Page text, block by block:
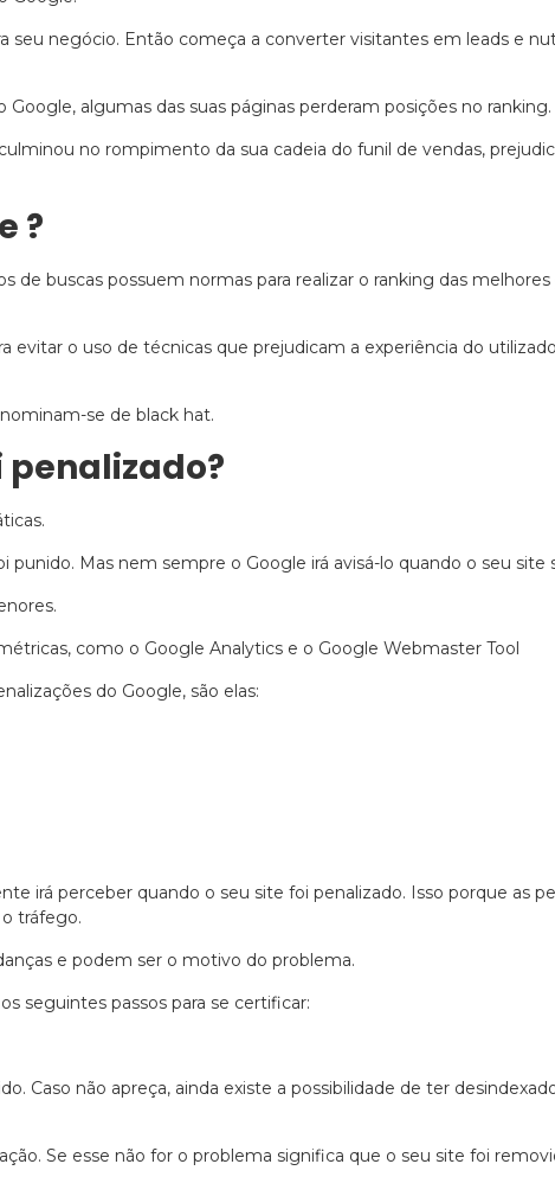
seu negócio. Então começa a converter visitantes em leads e
algumas das suas páginas perderam posições no ranking.
no rompimento da sua cadeia do funil de vendas,
?
buscas possuem normas para realizar o ranking das
evitar o uso de técnicas que prejudicam a experiência do
se de black hat.
penalizado?
Mas nem sempre o Google irá avisá-lo quando o seu site
como o Google Analytics e o Google Webmaster Tool
do Google, são elas:
irá perceber quando o seu site foi penalizado. Isso porque as
tráfego.
e podem ser o motivo do problema.
seguintes passos para se certificar:
Caso não apreça, ainda existe a possibilidade de ter
Se esse não for o problema significa que o seu site foi